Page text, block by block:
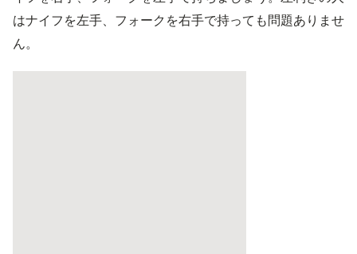
はナイフを左手、フォークを右手で持っても問題ありませ
ん。